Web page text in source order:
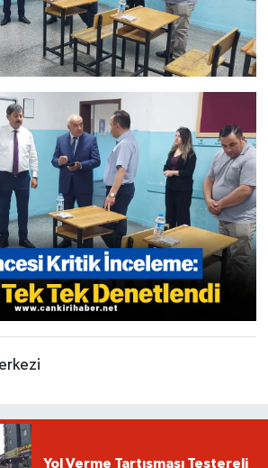
Yol Verme Tartışması Testereli